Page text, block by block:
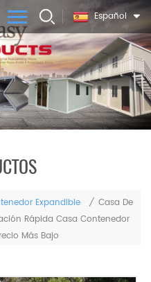
Español
Expandible / Casa De
Rápida Casa Contenedor
Más Bajo